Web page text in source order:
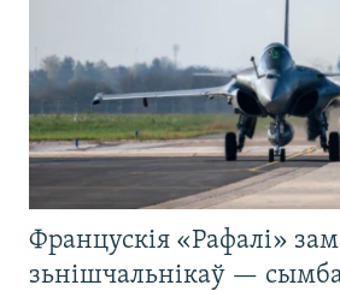
Францускія «Рафалі»
зьнішчальнікаў —